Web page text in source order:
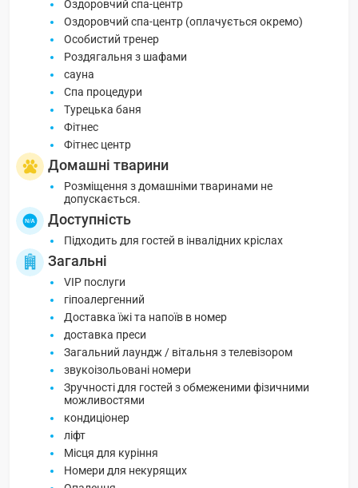
Оздоровчий спа-центр
Оздоровчий спа-центр (оплачується окремо)
Особистий тренер
Роздягальня з шафами
сауна
Спа процедури
Турецька баня
Фітнес
Фітнес центр
Домашні тварини
Розміщення з домашніми тваринами не
допускається.
Доступність
Підходить для гостей в інвалідних кріслах
Загальні
VIP послуги
гіпоалергенний
Доставка їжі та напоїв в номер
доставка преси
Загальний лаундж / вітальня з телевізором
звукоізольовані номери
Зручності для гостей з обмеженими фізичними
можливостями
кондиціонер
ліфт
Місця для куріння
Номери для некурящих